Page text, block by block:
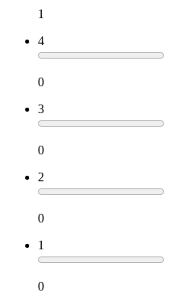
1
4
0
3
0
2
0
1
0